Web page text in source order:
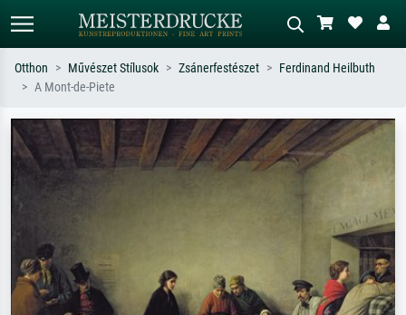
Keressen művész, műcím vagy stílus
szerint – pl. Monet, Csillagos éj,
impresszionizmus, Hokusai-hullám,
Írja le a jelenetet – pl. zöld rét, sok
piros absztrakt, sötét olajkép, álló akt
egy fa mellett.
Otthon Művészet Stílusok Zsánerfestészet
Ferdinand Heilbuth
A Mont-de-Piete